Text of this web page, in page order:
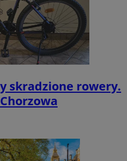
skradzione rowery.